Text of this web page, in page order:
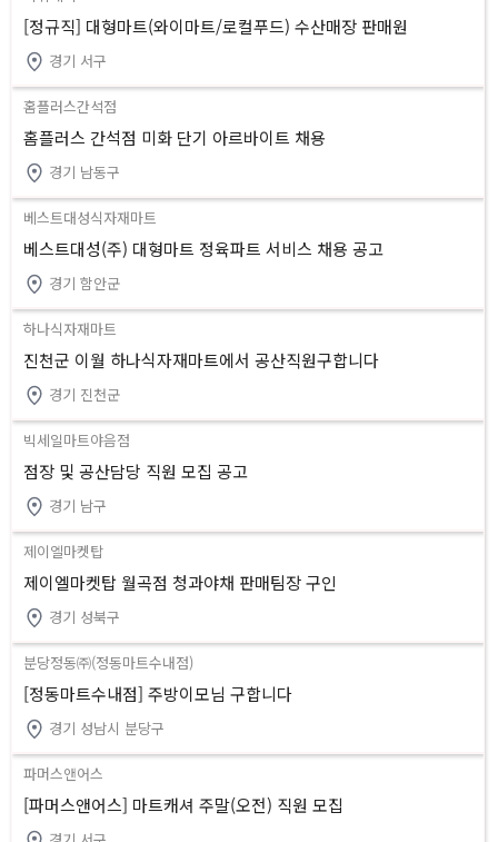
[정규직] 대형마트(와이마트/로컬푸드) 수산매장 판매원
경기 서구
홈플러스간석점
홈플러스 간석점 미화 단기 아르바이트 채용
경기 남동구
베스트대성식자재마트
베스트대성(주) 대형마트 정육파트 서비스 채용 공고
경기 함안군
하나식자재마트
진천군 이월 하나식자재마트에서 공산직원구합니다
경기 진천군
빅세일마트야음점
점장 및 공산담당 직원 모집 공고
경기 남구
제이엘마켓탑
제이엘마켓탑 월곡점 청과야채 판매팀장 구인
경기 성북구
분당정동㈜(정동마트수내점)
[정동마트수내점] 주방이모님 구합니다
경기 성남시 분당구
파머스앤어스
[파머스앤어스] 마트캐셔 주말(오전) 직원 모집